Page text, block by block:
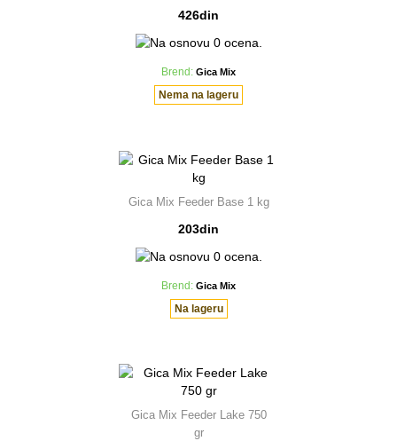
426din
Brend: Gica Mix
Nema na lageru
Gica Mix Feeder Base 1 kg
203din
Brend: Gica Mix
Na lageru
Gica Mix Feeder Lake 750
gr